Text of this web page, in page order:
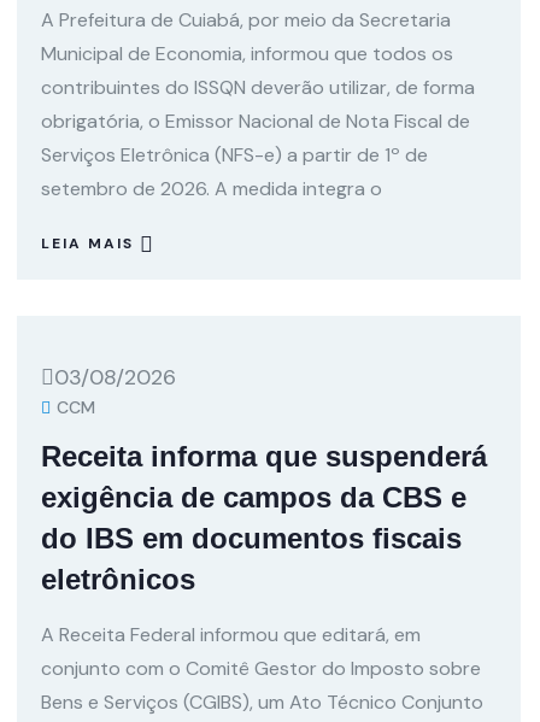
A Prefeitura de Cuiabá, por meio da Secretaria
Municipal de Economia, informou que todos os
contribuintes do ISSQN deverão utilizar, de forma
obrigatória, o Emissor Nacional de Nota Fiscal de
Serviços Eletrônica (NFS-e) a partir de 1º de
setembro de 2026. A medida integra o
LEIA MAIS
03/08/2026
CCM
Receita informa que suspenderá
exigência de campos da CBS e
do IBS em documentos fiscais
eletrônicos
A Receita Federal informou que editará, em
conjunto com o Comitê Gestor do Imposto sobre
Bens e Serviços (CGIBS), um Ato Técnico Conjunto